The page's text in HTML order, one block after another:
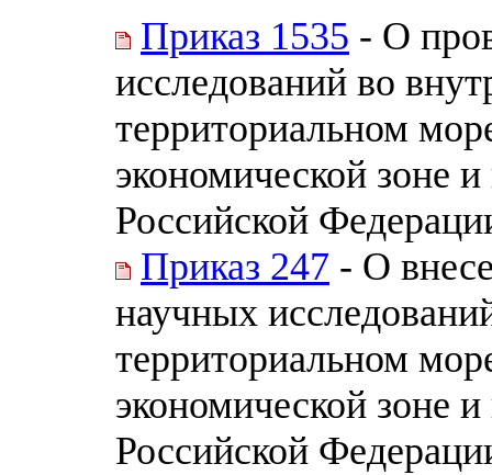
Приказ 1535 - О
исследований во
территориальном
экономической зоне
Российской
Приказ 247 - О
научных
территориальном
экономической зоне
Российской